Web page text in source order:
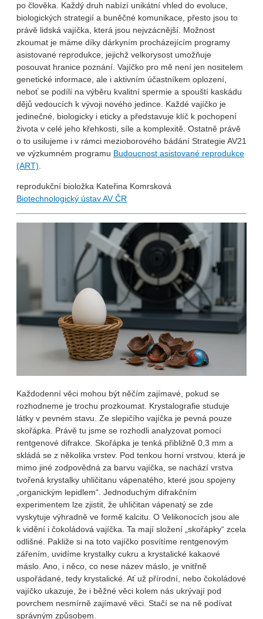
po člověka. Každý druh nabízí unikátní vhled do evoluce,
biologických strategií a buněčné komunikace, přesto jsou to
právě lidská vajíčka, která jsou nejvzácnější. Možnost
zkoumat je máme díky dárkyním procházejícím programy
asistované reprodukce, jejichž velkorysost umožňuje
posouvat hranice poznání. Vajíčko pro mě není jen nositelem
genetické informace, ale i aktivním účastníkem oplození,
neboť se podílí na výběru kvalitní spermie a spouští kaskádu
dějů vedoucích k vývoji nového jedince. Každé vajíčko je
jedinečné, biologicky i eticky a představuje klíč k pochopení
života v celé jeho křehkosti, síle a komplexitě. Ostatně právě
o to usilujeme i v rámci mezioborového bádání Strategie AV21
ve výzkumném programu Budoucnost asistované reprodukce
(ART)
reprodukční bioložka Kateřina Komrsková
Biotechnologický ústav AV ČR
Každodenní věci mohou být něčím zajímavé, pokud se
rozhodneme je trochu prozkoumat. Krystalografie studuje
látky v pevném stavu. Ze slepičího vajíčka je pevná pouze
skořápka. Právě tu jsme se rozhodli analyzovat pomocí
rentgenové difrakce. Skořápka je tenká přibližně 0,3 mm a
skládá se z několika vrstev. Pod tenkou horní vrstvou, která je
mimo jiné zodpovědná za barvu vajíčka, se nachází vrstva
tvořená krystalky uhličitanu vápenatého, které jsou spojeny
„organickým lepidlem“. Jednoduchým difrakčním
experimentem lze zjistit, že uhličitan vápenatý se zde
vyskytuje výhradně ve formě kalcitu. O Velikonocích jsou ale
k vidění i čokoládová vajíčka. Ta mají složení „skořápky“ zcela
odlišné. Pakliže si na toto vajíčko posvítíme rentgenovým
zářením, uvidíme krystalky cukru a krystalické kakaové
máslo. Ano, i něco, co nese název máslo, je vnitřně
uspořádané, tedy krystalické. Ať už přírodní, nebo čokoládové
vajíčko ukazuje, že i běžné věci kolem nás ukrývají pod
povrchem nesmírně zajímavé věci. Stačí se na ně podívat
správným způsobem.